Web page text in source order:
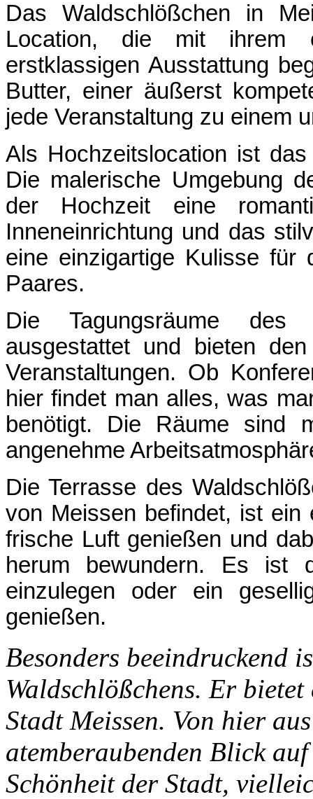
Das Waldschlößchen in
Location, die mit ihrem
erstklassigen Ausstattung
Butter, einer äußerst
jede Veranstaltung zu einem
Als Hochzeitslocation ist
Die malerische Umgebung
der Hochzeit eine
Inneneinrichtung und das
eine einzigartige Kulisse für
Paares.
Die Tagungsräume des
ausgestattet und bieten
Veranstaltungen. Ob
hier findet man alles, was
benötigt. Die Räume sind
angenehme
Die Terrasse des
von Meissen befindet, ist
frische Luft genießen und
herum bewundern. Es ist
einzulegen oder ein
genießen.
Besonders beeindruckend
Waldschlößchens. Er
Stadt Meissen. Von hier
atemberaubenden Blick
Schönheit der Stadt,